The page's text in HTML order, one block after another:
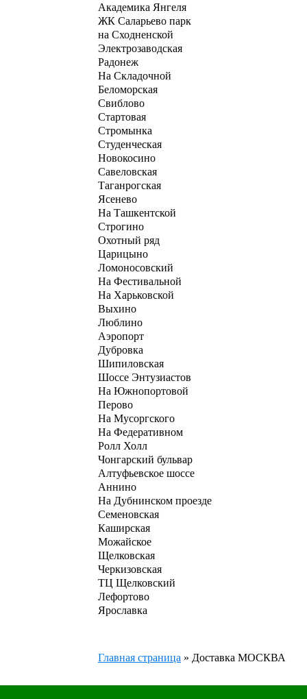
Академика Янгеля
ЖК Саларьево парк
на Сходненской
Электрозаводская
Радонеж
На Складочной
Беломорская
Свиблово
Стартовая
Стромынка
Студенческая
Новокосино
Савеловская
Таганрогская
Ясенево
На Ташкентской
Строгино
Охотный ряд
Царицыно
Ломоносовский
На Фестивальной
На Харьковской
Выхино
Люблино
Аэропорт
Дубровка
Шипиловская
Шоссе Энтузиастов
На Южнопортовой
Перово
На Мусоргского
На Федеративном
Ролл Холл
Чонгарский бульвар
Алтуфьевское шоссе
Аннино
На Дубнинском проезде
Семеновская
Каширская
Можайское
Щелковская
Черкизовская
ТЦ Щелковский
Лефортово
Ярославка
Главная страница » Доставка МОСКВА